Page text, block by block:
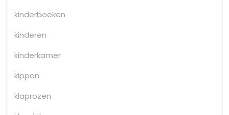
kinderboeken
kinderen
kinderkamer
kippen
klaprozen